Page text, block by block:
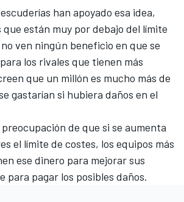
han apoyado esa idea,
están muy por debajo del límite
ven ningún beneficio en que se
los rivales que tienen más
que un millón es mucho más de
gastarían si hubiera daños en el
de que si se aumenta
el límite de costes, los equipos más
ese dinero para mejorar sus
para pagar los posibles daños.